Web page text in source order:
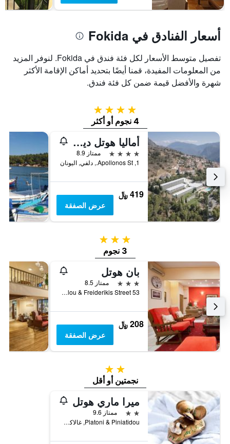
أسعار الفنادق في Fokida
تفصيل متوسط الأسعار لكل فئة فندق في Fokida. لنوفر المزيد
من المعلومات المفيدة، قمنا أيضًا بتحديد أماكن الإقامة الأكثر
شهرة والأفضل قيمة ضمن كل فئة فندق.
4 نجوم
4 نجوم أو أكثر
أماليا هوتل ديلفي
4 نجوم
ممتاز 8.9
1, Apollonos St., دلفي, اليونان
419 ﷼
عرض الصفقة
3 نجوم
3 نجوم
بان هوتل
3 نجوم
ممتاز 8.5
53 Pavlou & Freiderikis Street, دلفي, اليونان
208 ﷼
عرض الصفقة
2 نجمتين
نجمتين أو أقل
ميرا ماري هوتل
2 نجمتين
ممتاز 9.6
Platoni & Piniatidou, غالاكسيدي, اليونان